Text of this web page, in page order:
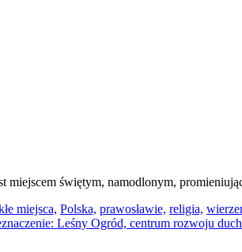
miejscem świętym, namodlonym,
miejsca, Polska, prawosławie, religia,